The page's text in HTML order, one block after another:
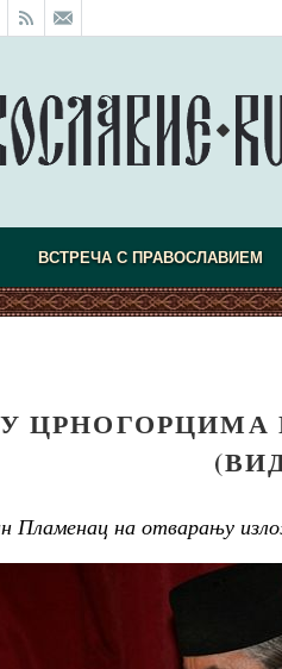
ВСТРЕЧА С ПРАВОСЛАВИЕМ
ЦРНОГОРЦИМА
Пламенац на отварању